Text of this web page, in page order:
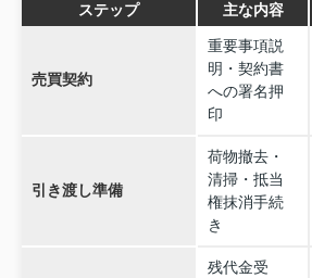
ステップ 主な内容
売買契約
重要事項説
明・契約書
への署名押
印
引き渡し準備
荷物撤去・
清掃・抵当
権抹消手続
き
残代金受